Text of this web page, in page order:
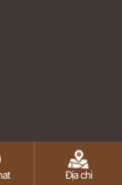
biệt chịu được
chất lượng sản
Địa chỉ